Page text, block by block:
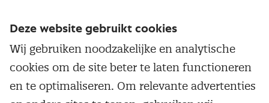
Service & contact
Over inkoop
Populaire thema's
Aanbesteden
Deze website gebruikt cookies
Wij gebruiken noodzakelijke en analytische
cookies om de site beter te laten functioneren
en te optimaliseren. Om relevante advertenties